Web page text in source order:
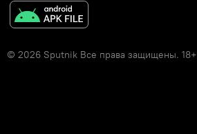
© 2026 Sputnik Все права защищены. 18+